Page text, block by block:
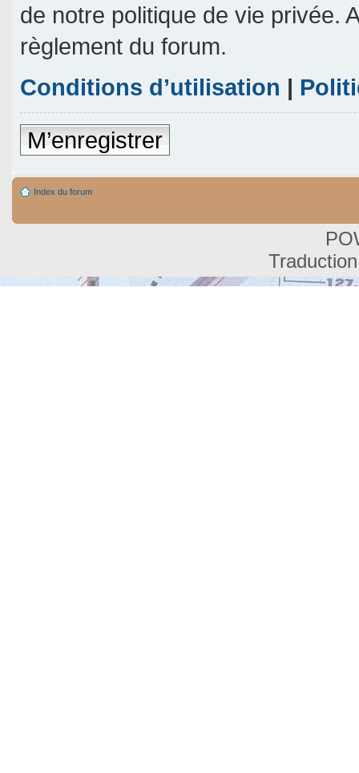
de notre politique de vie privée.
règlement du forum.
Conditions d’utilisation |
M’enregistrer
Index du forum